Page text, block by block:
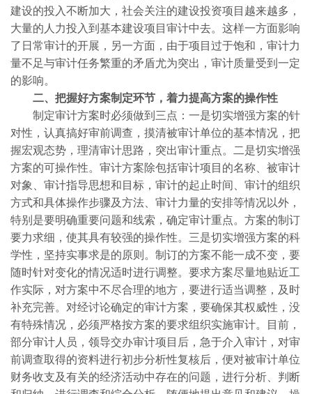
建设的投入不断加大，社会关注的建设投资项目越来越多，
大量的人力投入到基本建设项目审计中去。这样一方面影响
了日常审计的开展，另一方面，由于项目过于饱和，审计力
量不足与审计任务繁重的矛盾尤为突出，审计质量受到一定
的影响。
二、把握好方案制定环节，着力提高方案的操作性
制定审计方案时必须做到三点：一是切实增强方案的针
对性，认真搞好审前调查，摸清被审计单位的基本情况，把
握宏观态势，理清审计思路，突出审计重点。二是切实增强
方案的可操作性。审计方案除包括审计项目的名称、被审计
对象、审计指导思想和目标，审计的起止时间、审计的组织
方式和具体操作步骤及方法、审计力量的安排等情况以外，
特别是要明确重要问题和线索，确定审计重点。方案的制订
要力求细，使其具有较强的操作性。三是切实增强方案的科
学性，坚持实事求是的原则。制订的方案不能一成不变，要
随时针对变化的情况适时进行调整。要求方案尽量地贴近工
作实际，对方案中不尽合理的地方，要进行适当调整，及时
补充完善。对经讨论确定的审计方案，要确保其权威性，没
有特殊情况，必须严格按方案的要求组织实施审计。目前，
部分审计人员，领导交办审计项目后，急于介入审计，对审
前调查取得的资料进行初步分析性复核后，便对被审计单位
财务收支及有关的经济活动中存在的问题，进行分析、判断